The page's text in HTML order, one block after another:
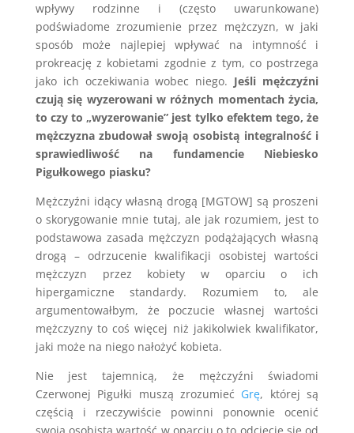
wpływy rodzinne i (często uwarunkowane)
podświadome zrozumienie przez mężczyzn, w jaki
sposób może najlepiej wpływać na intymność i
prokreację z kobietami zgodnie z tym, co postrzega
jako ich oczekiwania wobec niego. Jeśli mężczyźni
czują się wyzerowani w różnych momentach życia,
to czy to „wyzerowanie” jest tylko efektem tego, że
mężczyzna zbudował swoją osobistą integralność i
sprawiedliwość na fundamencie Niebiesko
Pigułkowego piasku?
Mężczyźni idący własną drogą [MGTOW] są proszeni
o skorygowanie mnie tutaj, ale jak rozumiem, jest to
podstawowa zasada mężczyzn podążających własną
drogą – odrzucenie kwalifikacji osobistej wartości
mężczyzn przez kobiety w oparciu o ich
hipergamiczne standardy. Rozumiem to, ale
argumentowałbym, że poczucie własnej wartości
mężczyzny to coś więcej niż jakikolwiek kwalifikator,
jaki może na niego nałożyć kobieta.
Nie jest tajemnicą, że mężczyźni świadomi
Czerwonej Pigułki muszą zrozumieć Grę, której są
częścią i rzeczywiście powinni ponownie ocenić